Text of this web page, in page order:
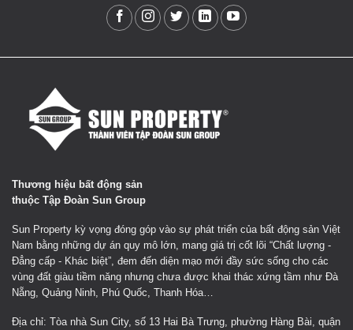
Thương hiệu bất động sản
thuộc Tập Đoàn Sun Group
Sun Property kỳ vọng đóng góp vào sự phát triển của bất động sản Việt
Nam bằng những dự án quy mô lớn, mang giá trị cốt lõi “Chất lượng -
Đẳng cấp - Khác biệt”, đem đến diện mạo mới đầy sức sống cho các
vùng đất giàu tiềm năng nhưng chưa được khai thác xứng tầm như Đà
Nẵng, Quảng Ninh, Phú Quốc, Thanh Hóa…
Địa chỉ: Tòa nhà Sun City, số 13 Hai Bà Trưng, phường Hàng Bài, quận